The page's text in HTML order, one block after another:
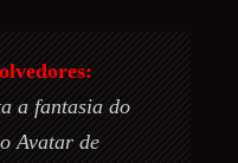
a fantasia do
Avatar de